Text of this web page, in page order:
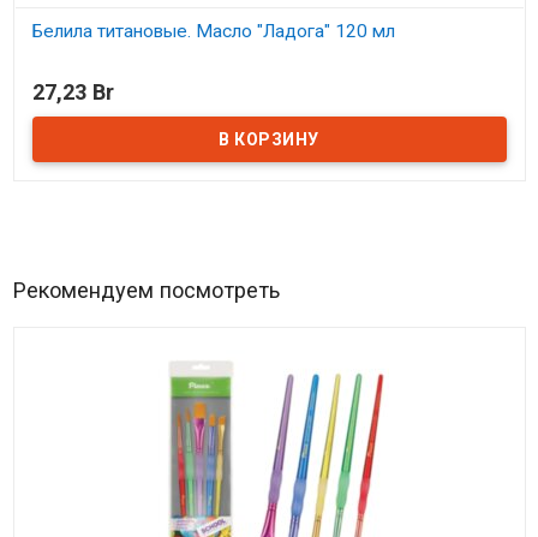
Белила титановые. Масло "Ладога" 120 мл
27,23 Br
Рекомендуем посмотреть